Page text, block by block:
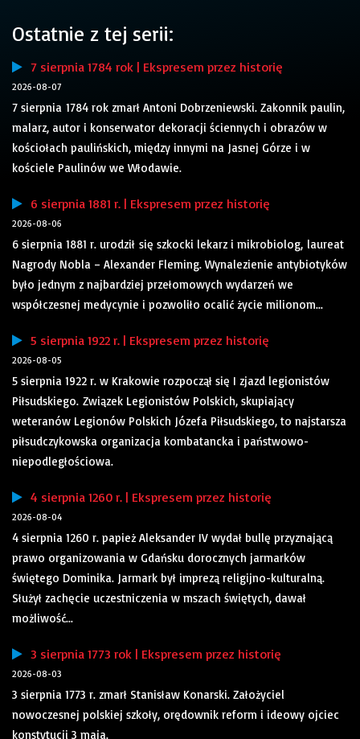
Ostatnie z tej serii:
7 sierpnia 1784 rok | Ekspresem przez historię
2026-08-07
7 sierpnia 1784 rok zmarł Antoni Dobrzeniewski. Zakonnik paulin,
malarz, autor i konserwator dekoracji ściennych i obrazów w
kościołach paulińskich, między innymi na Jasnej Górze i w
kościele Paulinów we Włodawie.
6 sierpnia 1881 r. | Ekspresem przez historię
2026-08-06
6 sierpnia 1881 r. urodził się szkocki lekarz i mikrobiolog, laureat
Nagrody Nobla – Alexander Fleming. Wynalezienie antybiotyków
było jednym z najbardziej przełomowych wydarzeń we
współczesnej medycynie i pozwoliło ocalić życie milionom...
5 sierpnia 1922 r. | Ekspresem przez historię
2026-08-05
5 sierpnia 1922 r. w Krakowie rozpoczął się I zjazd legionistów
Piłsudskiego. Związek Legionistów Polskich, skupiający
weteranów Legionów Polskich Józefa Piłsudskiego, to najstarsza
piłsudczykowska organizacja kombatancka i państwowo-
niepodległościowa.
4 sierpnia 1260 r. | Ekspresem przez historię
2026-08-04
4 sierpnia 1260 r. papież Aleksander IV wydał bullę przyznającą
prawo organizowania w Gdańsku dorocznych jarmarków
świętego Dominika. Jarmark był imprezą religijno-kulturalną.
Służył zachęcie uczestniczenia w mszach świętych, dawał
możliwość...
3 sierpnia 1773 rok | Ekspresem przez historię
2026-08-03
3 sierpnia 1773 r. zmarł Stanisław Konarski. Założyciel
nowoczesnej polskiej szkoły, orędownik reform i ideowy ojciec
konstytucji 3 maja.